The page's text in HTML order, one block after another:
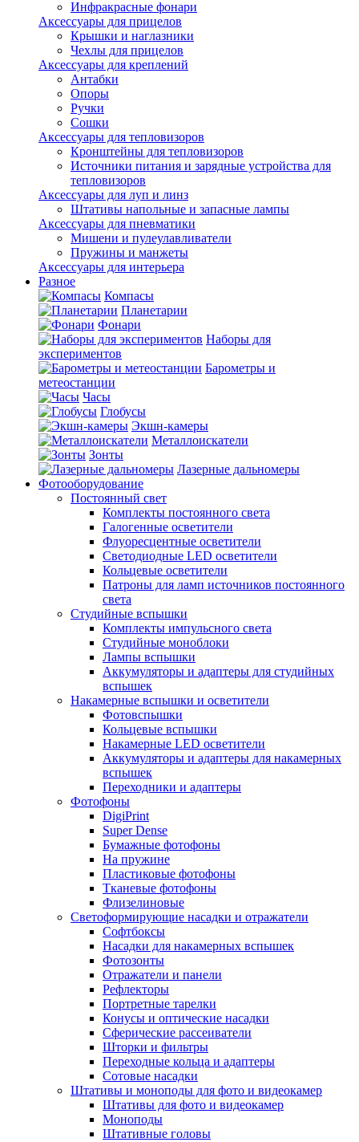
Инфракрасные фонари
Аксессуары для прицелов
Крышки и наглазники
Чехлы для прицелов
Аксессуары для креплений
Антабки
Опоры
Ручки
Сошки
Аксессуары для тепловизоров
Кронштейны для тепловизоров
Источники питания и зарядные устройства для
тепловизоров
Аксессуары для луп и линз
Штативы напольные и запасные лампы
Аксессуары для пневматики
Мишени и пулеулавливатели
Пружины и манжеты
Аксессуары для интерьера
Разное
Компасы
Планетарии
Фонари
Наборы для
экспериментов
Барометры и
метеостанции
Часы
Глобусы
Экшн-камеры
Металлоискатели
Зонты
Лазерные дальномеры
Фотооборудование
Постоянный свет
Комплекты постоянного света
Галогенные осветители
Флуоресцентные осветители
Светодиодные LED осветители
Кольцевые осветители
Патроны для ламп источников постоянного
света
Студийные вспышки
Комплекты импульсного света
Студийные моноблоки
Лампы вспышки
Аккумуляторы и адаптеры для студийных
вспышек
Накамерные вспышки и осветители
Фотовспышки
Кольцевые вспышки
Накамерные LED осветители
Аккумуляторы и адаптеры для накамерных
вспышек
Переходники и адаптеры
Фотофоны
DigiPrint
Super Dense
Бумажные фотофоны
На пружине
Пластиковые фотофоны
Тканевые фотофоны
Флизелиновые
Светоформирующие насадки и отражатели
Софтбоксы
Насадки для накамерных вспышек
Фотозонты
Отражатели и панели
Рефлекторы
Портретные тарелки
Конусы и оптические насадки
Сферические рассеиватели
Шторки и фильтры
Переходные кольца и адаптеры
Сотовые насадки
Штативы и моноподы для фото и видеокамер
Штативы для фото и видеокамер
Моноподы
Штативные головы